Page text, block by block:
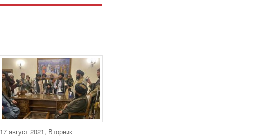
17 август 2021, Вторник